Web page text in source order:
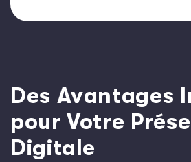
Des Avantages
pour Votre
Digitale